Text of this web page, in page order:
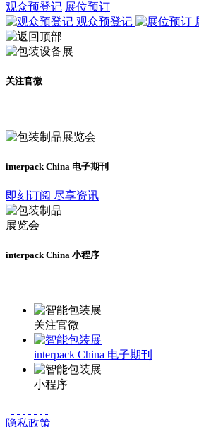
观众预登记 展位预订
观众预登记
关注官微
interpack China 电子期刊
即刻订阅 尽享资讯
interpack China 小程序
关注官微
interpack China 电子期刊
小程序
隐私政策